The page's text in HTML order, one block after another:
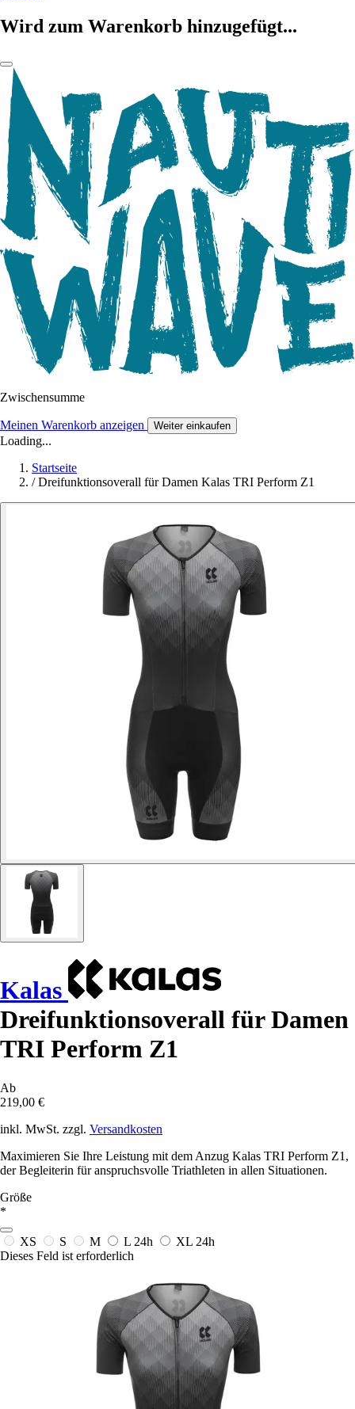
Wird zum Warenkorb hinzugefügt...
Zwischensumme
Meinen Warenkorb anzeigen Weiter einkaufen
Loading...
Startseite
/ Dreifunktionsoverall für Damen Kalas TRI Perform Z1
Kalas
Dreifunktionsoverall für Damen
TRI Perform Z1
Ab
219,00 €
inkl. MwSt. zzgl. Versandkosten
Maximieren Sie Ihre Leistung mit dem Anzug Kalas TRI Perform Z1,
der Begleiterin für anspruchsvolle Triathleten in allen Situationen.
Größe
*
XS S M L 24h XL 24h
Dieses Feld ist erforderlich